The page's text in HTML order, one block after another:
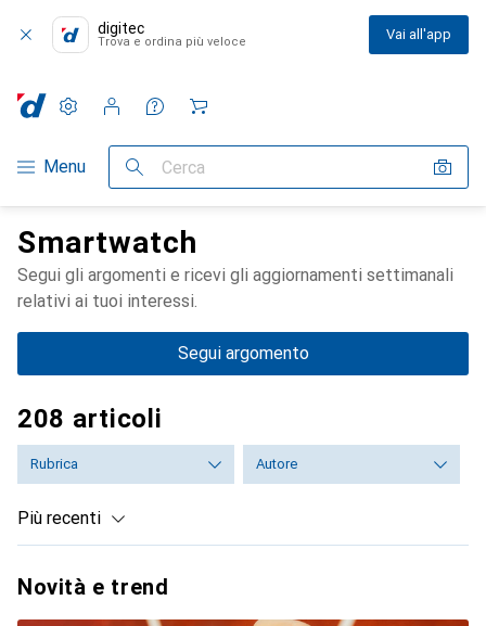
digitec
Trova e ordina più veloce Vai all'app
Categoria Navigazione
Menu Cerca
Impostazioni
Conto cliente
Liste di confronto
Liste dei desideri
Carrello
Smartwatch
Segui gli argomenti e ricevi gli aggiornamenti settimanali
relativi ai tuoi interessi.
Segui argomento
208 articoli
Rubrica Autore
Più recenti
Novità e trend